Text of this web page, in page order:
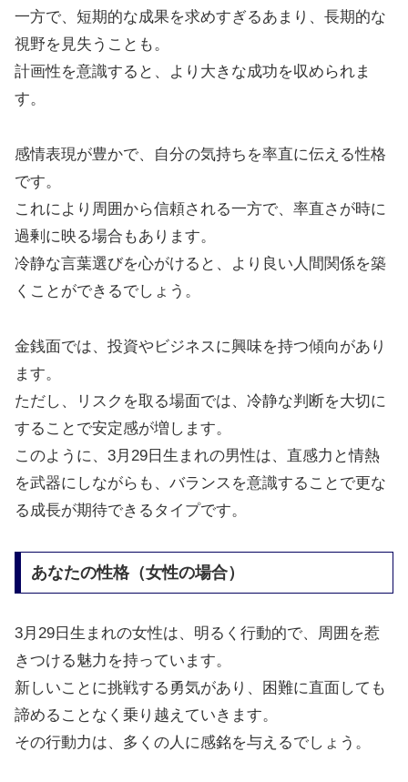
一方で、短期的な成果を求めすぎるあまり、長期的な
視野を見失うことも。
計画性を意識すると、より大きな成功を収められま
す。
感情表現が豊かで、自分の気持ちを率直に伝える性格
です。
これにより周囲から信頼される一方で、率直さが時に
過剰に映る場合もあります。
冷静な言葉選びを心がけると、より良い人間関係を築
くことができるでしょう。
金銭面では、投資やビジネスに興味を持つ傾向があり
ます。
ただし、リスクを取る場面では、冷静な判断を大切に
することで安定感が増します。
このように、3月29日生まれの男性は、直感力と情熱
を武器にしながらも、バランスを意識することで更な
る成長が期待できるタイプです。
あなたの性格（女性の場合）
3月29日生まれの女性は、明るく行動的で、周囲を惹
きつける魅力を持っています。
新しいことに挑戦する勇気があり、困難に直面しても
諦めることなく乗り越えていきます。
その行動力は、多くの人に感銘を与えるでしょう。